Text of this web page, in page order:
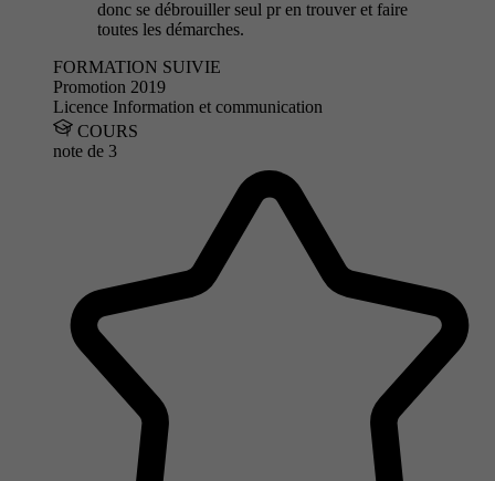
donc se débrouiller seul pr en trouver et faire
toutes les démarches.
FORMATION SUIVIE
Promotion 2019
Licence Information et communication
COURS
note de 3